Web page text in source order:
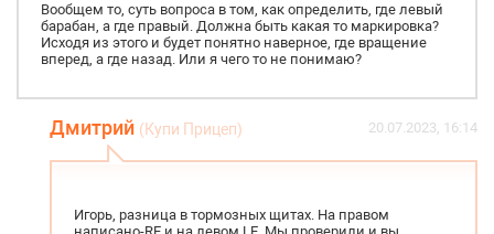
Вообщем то, суть вопроса в том, как определить, где левый
барабан, а где правый. Должна быть какая то маркировка?
Исходя из этого и будет понятно наверное, где вращение
вперед, а где назад. Или я чего то не понимаю?
Дмитрий (Купи Прицеп) 20.07.2023, 16:14
Игорь, разница в тормозных щитах. На правом